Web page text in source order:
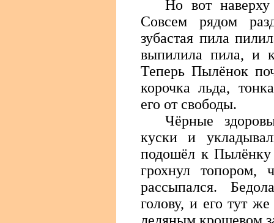
Но вот наверху
Совсем рядом
зубастая пила
выпилила пила, и
Теперь Пылёнок
корочка льда,
его от свободы.
Чёрные
куски и
подошёл к Пылёнку
грохнул топором,
рассыпался.
голову, и его тут